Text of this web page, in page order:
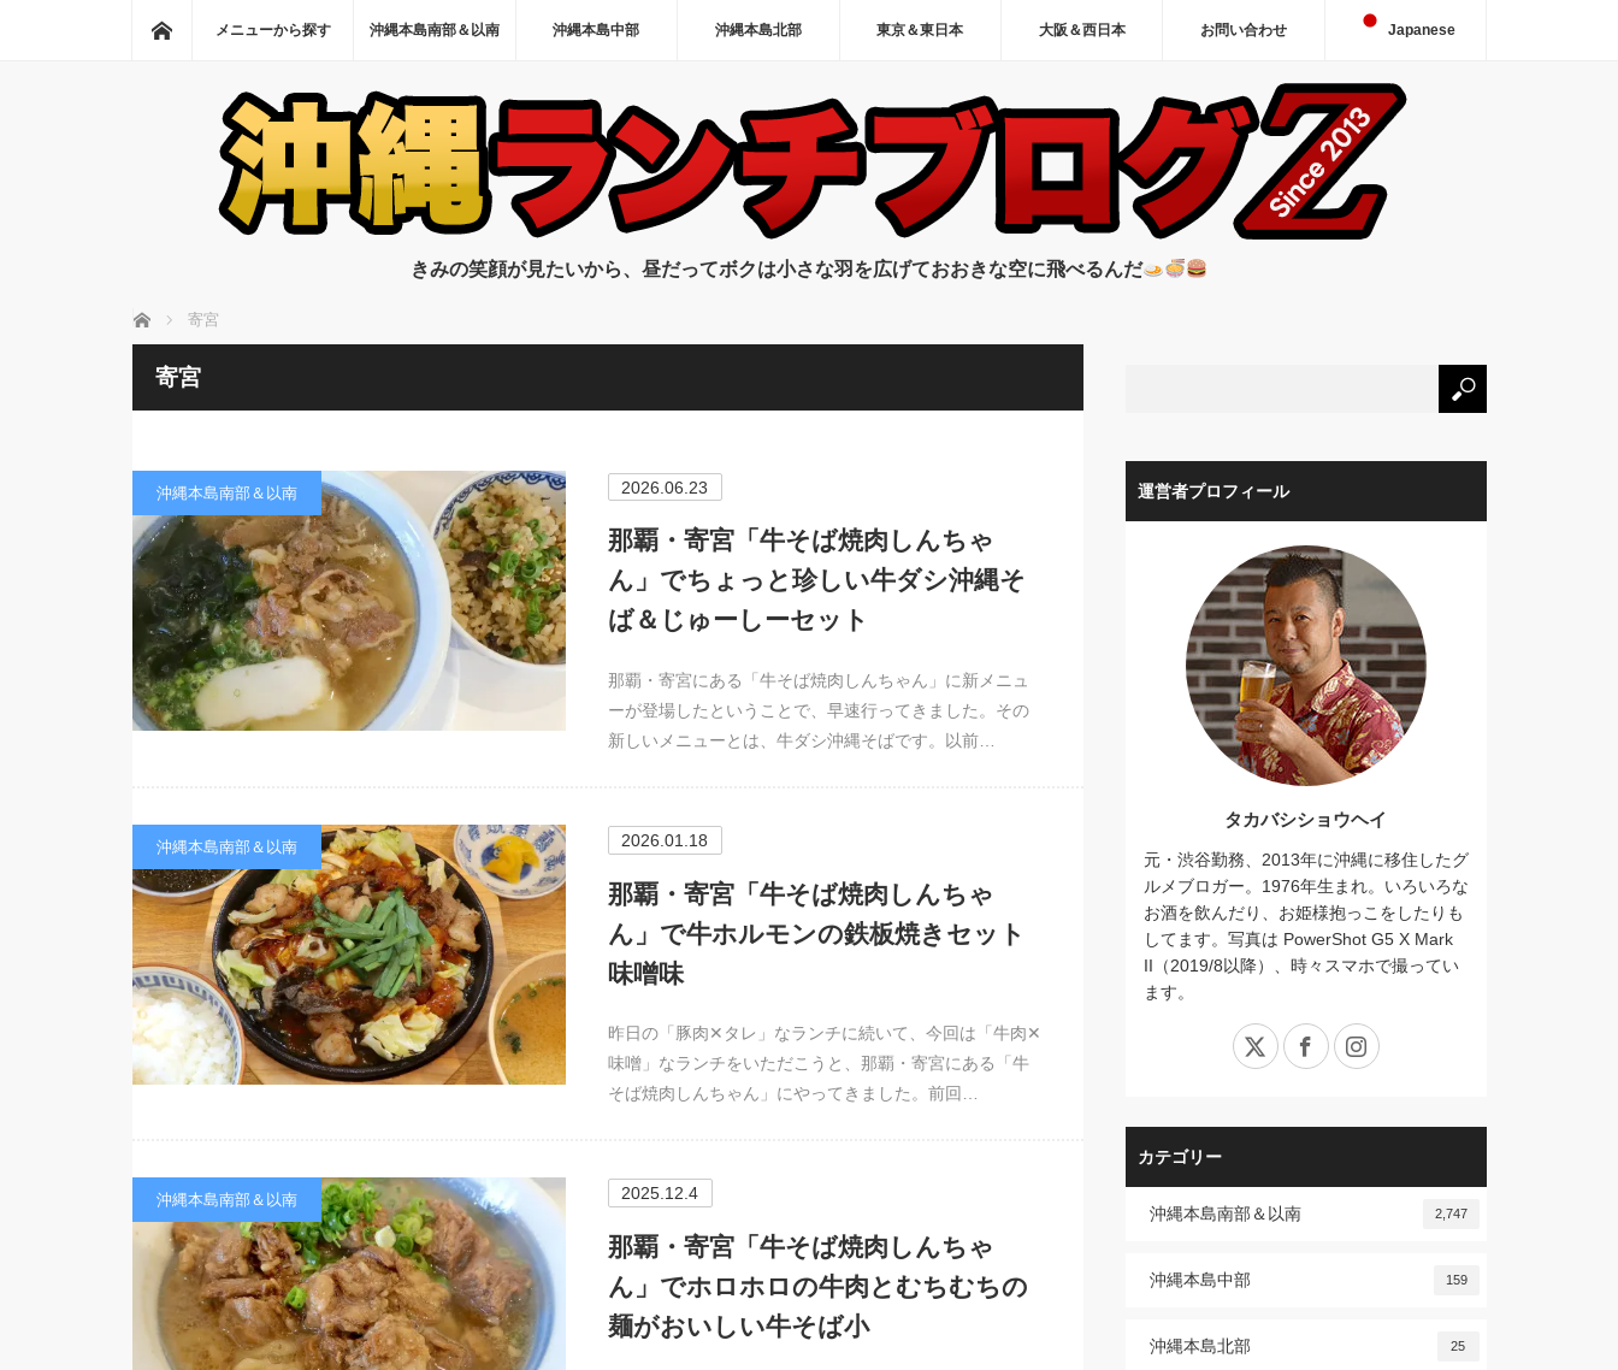
ホーム
メニューから探す 沖縄本島南部＆以南 沖縄本島中部 沖縄本島北部 東京＆東日本 大阪＆西日本 お問い合わせ Japanese
きみの笑顔が見たいから、昼だってボクは小さな羽を広げておおきな空に飛べるんだ
ホーム 寄宮
寄宮
沖縄本島南部＆以南 2026.06.23
那覇・寄宮「牛そば焼肉しんちゃ
ん」でちょっと珍しい牛ダシ沖縄そ
ば＆じゅーしーセット
那覇・寄宮にある「牛そば焼肉しんちゃん」に新メニュ
ーが登場したということで、早速行ってきました。その
新しいメニューとは、牛ダシ沖縄そばです。以前…
沖縄本島南部＆以南 2026.01.18
那覇・寄宮「牛そば焼肉しんちゃ
ん」で牛ホルモンの鉄板焼きセット
味噌味
昨日の「豚肉✕タレ」なランチに続いて、今回は「牛肉✕
味噌」なランチをいただこうと、那覇・寄宮にある「牛
そば焼肉しんちゃん」にやってきました。前回…
沖縄本島南部＆以南 2025.12.4
那覇・寄宮「牛そば焼肉しんちゃ
ん」でホロホロの牛肉とむちむちの
麺がおいしい牛そば小
運営者プロフィール
タカバシショウヘイ
元・渋谷勤務、2013年に沖縄に移住したグ
ルメブロガー。1976年生まれ。いろいろな
お酒を飲んだり、お姫様抱っこをしたりも
してます。写真は PowerShot G5 X Mark
II（2019/8以降）、時々スマホで撮ってい
ます。
X FacebookInstagram
カテゴリー
沖縄本島南部＆以南 2,747
沖縄本島中部 159
沖縄本島北部 25